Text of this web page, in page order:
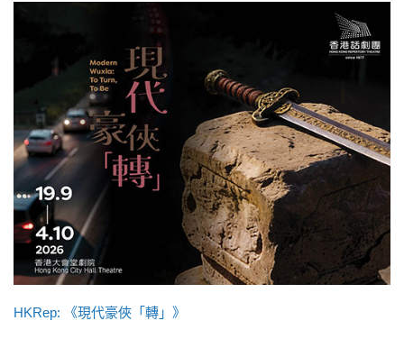
HKRep: 《現代豪俠「轉」》